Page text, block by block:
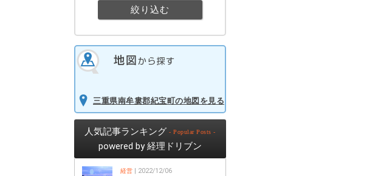
三重県南牟婁郡紀宝町の地図を見る
人気記事ランキング- Popular Posts -
powered by 経理ドリブン
経営 | 2022/12/06